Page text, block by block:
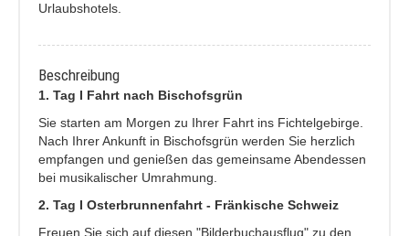
Urlaubshotels.
Beschreibung
1. Tag I Fahrt nach Bischofsgrün
Sie starten am Morgen zu Ihrer Fahrt ins Fichtelgebirge.
Nach Ihrer Ankunft in Bischofsgrün werden Sie herzlich
empfangen und genießen das gemeinsame Abendessen
bei musikalischer Umrahmung.
2. Tag I Osterbrunnenfahrt - Fränkische Schweiz
Freuen Sie sich auf diesen "Bilderbuchausflug" zu den